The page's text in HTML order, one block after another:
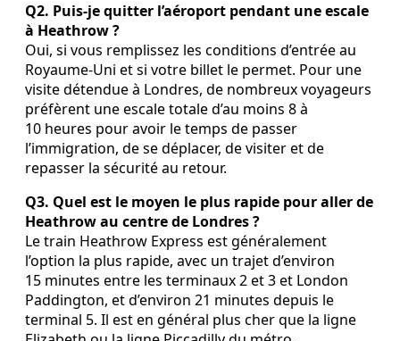
Q2. Puis‑je quitter l’aéroport pendant une escale
à Heathrow ?
Oui, si vous remplissez les conditions d’entrée au
Royaume‑Uni et si votre billet le permet. Pour une
visite détendue à Londres, de nombreux voyageurs
préfèrent une escale totale d’au moins 8 à
10 heures pour avoir le temps de passer
l’immigration, de se déplacer, de visiter et de
repasser la sécurité au retour.
Q3. Quel est le moyen le plus rapide pour aller de
Heathrow au centre de Londres ?
Le train Heathrow Express est généralement
l’option la plus rapide, avec un trajet d’environ
15 minutes entre les terminaux 2 et 3 et London
Paddington, et d’environ 21 minutes depuis le
terminal 5. Il est en général plus cher que la ligne